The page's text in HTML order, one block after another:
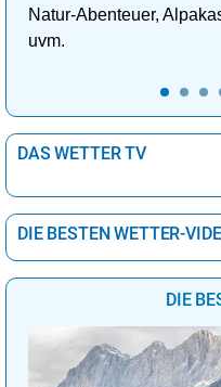
Natur-Abenteuer,
uvm.
DAS WETTER TV
DIE BESTEN WETTER-
DIE